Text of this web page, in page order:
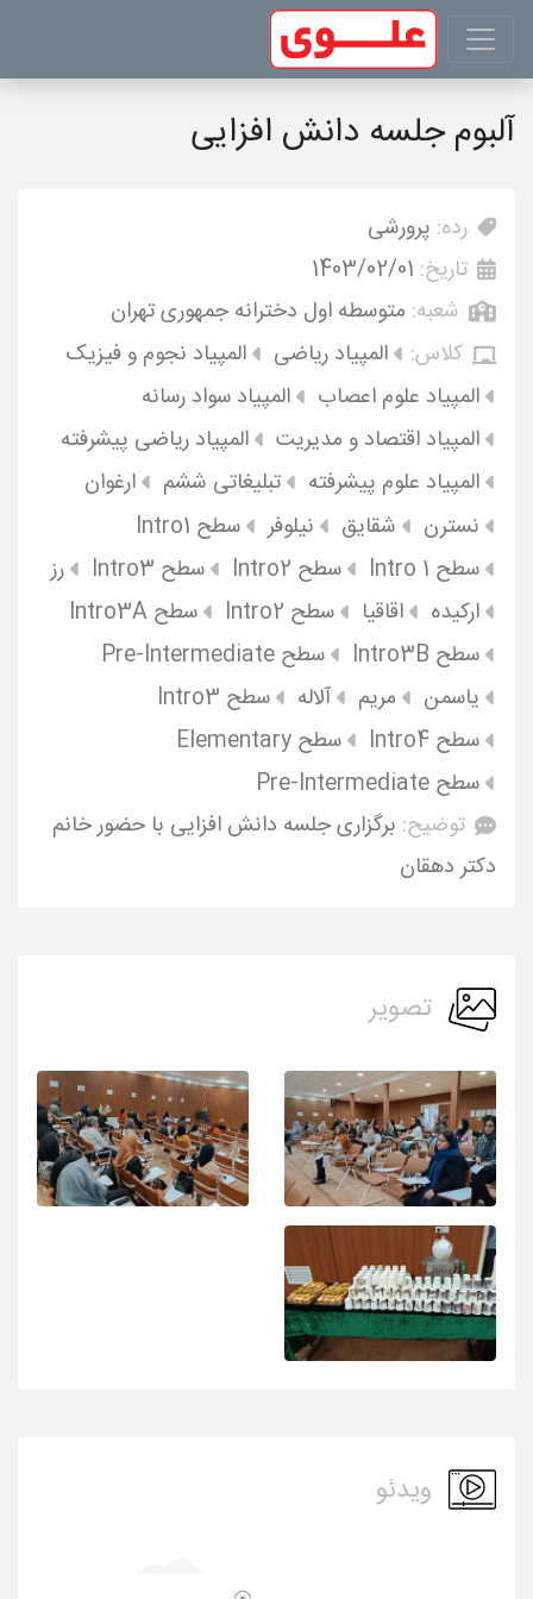
آلبوم جلسه دانش افزایی
رده: پرورشی
تاریخ: 1403/02/01
شعبه: متوسطه اول دخترانه جمهوری تهران
کلاس:
المپیاد ریاضی
المپیاد نجوم و فیزیک
المپیاد علوم اعصاب
المپیاد سواد رسانه
المپیاد اقتصاد و مدیریت
المپیاد ریاضی پیشرفته
المپیاد علوم پیشرفته
تبلیغاتی ششم
ارغوان
نسترن
شقایق نیلوفر
سطح Intro1
سطح Intro 1
سطح Intro2 سطح Intro3
رز
ارکیده
اقاقیا سطح Intro2
سطح Intro3A
سطح Intro3B
سطح Pre-Intermediate
یاسمن
مریم آلاله
سطح Intro3
سطح Intro4
سطح Elementary
سطح Pre-Intermediate
توضیح: برگزاری جلسه دانش افزایی با حضور خانم
دکتر دهقان
تصویر
ویدئو